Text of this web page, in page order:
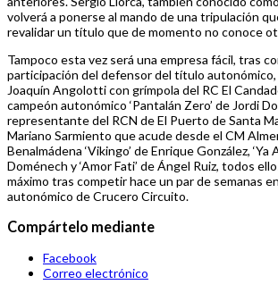
volverá a ponerse al mando de una tripulación
revalidar un título que de momento no conoce
Tampoco esta vez será una empresa fácil, tras
participación del defensor del título autonómico,
Joaquín Angolotti con grímpola del RC El
campeón autonómico ‘Pantalán Zero’ de Jordi
representante del RCN de El Puerto de Santa
Mariano Sarmiento que acude desde el CM
Benalmádena ‘Vikingo’ de Enrique González, ‘Ya
Doménech y ‘Amor Fati’ de Ángel Ruiz, todos
máximo tras competir hace un par de semanas
autonómico de Crucero Circuito.
Compártelo mediante
Facebook
Correo electrónico